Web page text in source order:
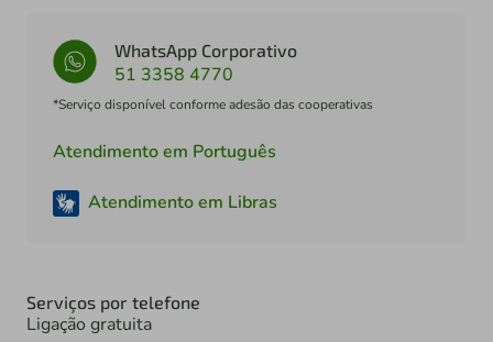
WhatsApp Corporativo
51 3358 4770
*Serviço disponível conforme adesão das cooperativas
Atendimento em Português
Atendimento em Libras
Serviços por telefone
Ligação gratuita